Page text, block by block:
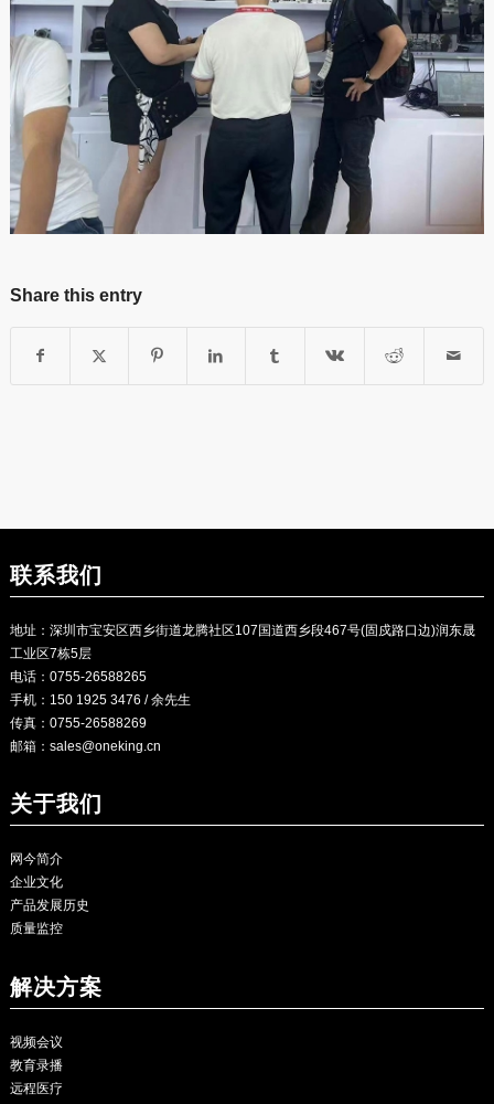
Share this entry
联系我们
地址：深圳市宝安区西乡街道龙腾社区107国道西乡段467号(固戍路口边)润东晟
工业区7栋5层
电话：0755-26588265
手机：150 1925 3476 / 余先生
传真：0755-26588269
邮箱： sales@oneking.cn
关于我们
网今简介
企业文化
产品发展历史
质量监控
解决方案
视频会议
教育录播
远程医疗